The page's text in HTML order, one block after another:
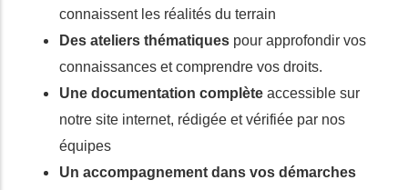
connaissent les réalités du terrain
Des ateliers thématiques pour approfondir vos
connaissances et comprendre vos droits.
Une documentation complète accessible sur
notre site internet, rédigée et vérifiée par nos
équipes
Un accompagnement dans vos démarches